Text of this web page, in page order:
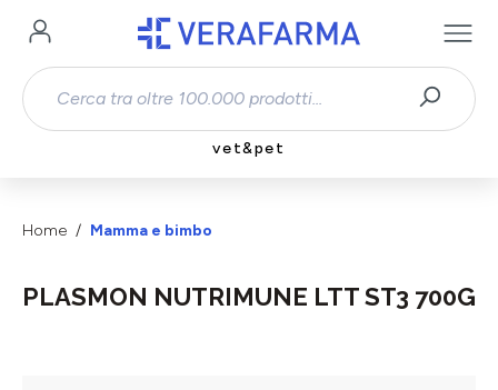
Passa al contenuto principale
vet&pet
Home Mamma e bimbo
PLASMON NUTRIMUNE LTT ST3 700G